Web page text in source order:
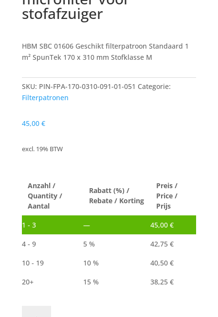
stofafzuiger
HBM SBC 01606 Geschikt filterpatroon Standaard 1
m² SpunTek 170 x 310 mm Stofklasse M
SKU: PIN-FPA-170-0310-091-01-051 Categorie:
Filterpatronen
45,00 €
excl. 19% BTW
Anzahl /
Quantity /
Aantal
Rabatt (%) /
Rebate / Korting
Preis /
Price /
Prijs
1 - 3 — 45,00 €
4 - 9 5 % 42,75 €
10 - 19 10 % 40,50 €
20+ 15 % 38,25 €